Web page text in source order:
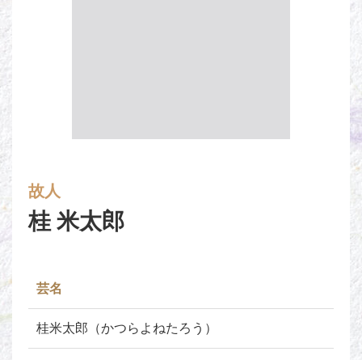
故人
桂 米太郎
芸名
桂米太郎（かつらよねたろう）